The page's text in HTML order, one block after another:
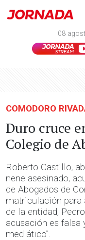
08
COMODORO
Duro cruce
Colegio de
Roberto Castillo,
nene asesinado,
de Abogados de
matriculación para
de la entidad,
acusación es falsa
mediático”.